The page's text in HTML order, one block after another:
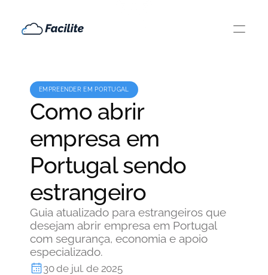
EMPREENDER EM PORTUGAL
Como abrir
empresa em
Portugal sendo
estrangeiro
Guia atualizado para estrangeiros que
desejam abrir empresa em Portugal
com segurança, economia e apoio
especializado.
30 de jul. de 2025